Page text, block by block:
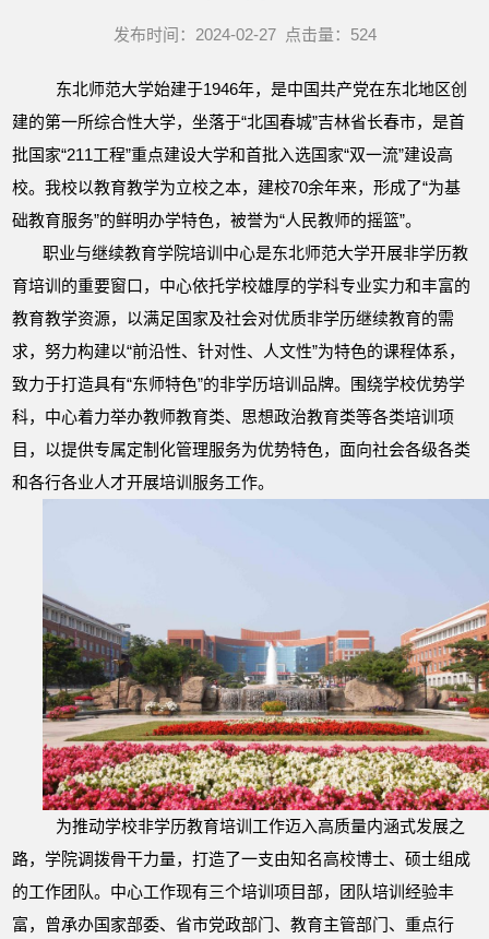
发布时间：2024-02-27 点击量： 524
东北师范大学始建于1946年，是中国共产党在东北地区创
建的第一所综合性大学，坐落于“北国春城”吉林省长春市，是首
批国家“211工程”重点建设大学和首批入选国家“双一流”建设高
校。我校以教育教学为立校之本，建校70余年来，形成了“为基
础教育服务”的鲜明办学特色，被誉为“人民教师的摇篮”。
职业与继续教育学院培训中心是东北师范大学开展非学历教
育培训的重要窗口，中心依托学校雄厚的学科专业实力和丰富的
教育教学资源，以满足国家及社会对优质非学历继续教育的需
求，努力构建以“前沿性、针对性、人文性”为特色的课程体系，
致力于打造具有“东师特色”的非学历培训品牌。围绕学校优势学
科，中心着力举办教师教育类、思想政治教育类等各类培训项
目，以提供专属定制化管理服务为优势特色，面向社会各级各类
和各行各业人才开展培训服务工作。
为推动学校非学历教育培训工作迈入高质量内涵式发展之
路，学院调拨骨干力量，打造了一支由知名高校博士、硕士组成
的工作团队。中心工作现有三个培训项目部，团队培训经验丰
富，曾承办国家部委、省市党政部门、教育主管部门、重点行